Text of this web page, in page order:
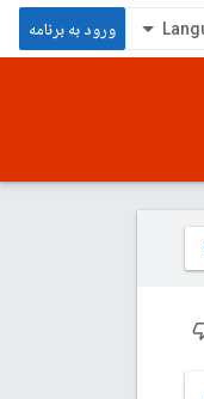
ورود به برنامه